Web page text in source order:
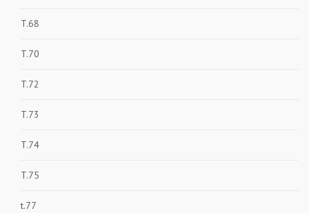
T.68
T.70
T.72
T.73
T.74
T.75
t.77